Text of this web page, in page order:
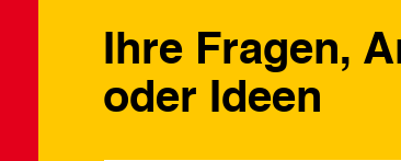
Ihre Fragen,
oder Ideen